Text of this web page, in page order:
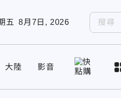
五 8月7日, 2026
大陸 影音